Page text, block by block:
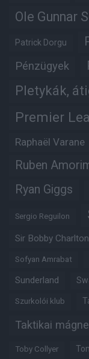
Ole Gunnar
Patrick Dorgu
Pénzügyek
Pletykák,
Premier
Raphaël Varane
Ruben
Ryan Giggs
Sergio Reguilon
Sir Bobby Charlton
Sofyan Amrabat
Sunderland
Szurkolói klub
Taktikai
Toby Collyer